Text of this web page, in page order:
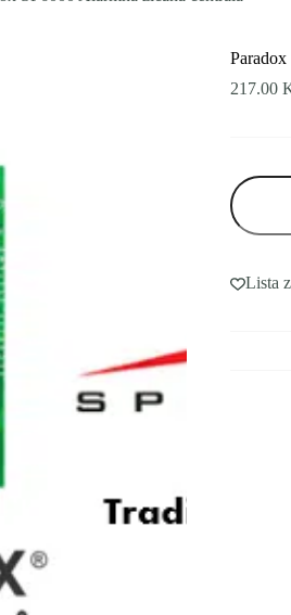
Paradox
217.00
Paradox
SP6000
Alarmna
žičana
količina
Lista